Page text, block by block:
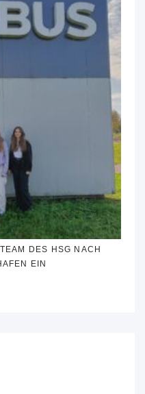
DES HSG NACH
EIN